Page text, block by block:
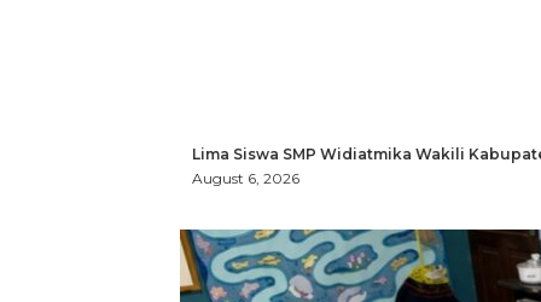
Lima Siswa SMP Widiatmika Wakili
August 6, 2026